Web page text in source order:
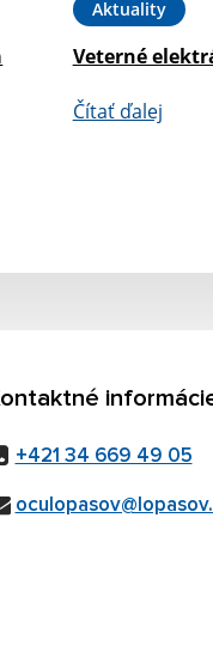
Aktuality
Veterné
Čítať ďalej
+421 34 669 49 05